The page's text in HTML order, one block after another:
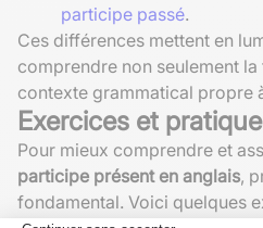
participe passé.
Ces différences mettent en
comprendre non seulement
contexte grammatical propre
Exercices et
Pour mieux comprendre et
participe présent en anglais,
fondamental. Voici quelques